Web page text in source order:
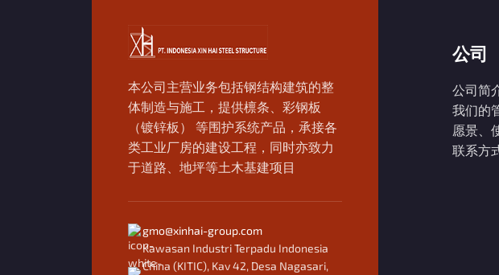
本公司主营业务包括钢结构建筑的整
体制造与施工，提供檩条、彩钢板
（镀锌板） 等围护系统产品，承接各
类工业厂房的建设工程，同时亦致力
于道路、地坪等土木基建项目
gmo@xinhai-group.com
Kawasan Industri Terpadu Indonesia
China (KITIC), Kav 42, Desa Nagasari,
公司
公司简
我们的
愿景、
联系方